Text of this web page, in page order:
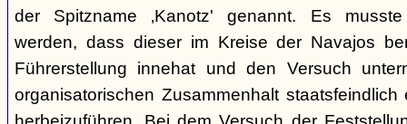
der Spitzname ‚Kanotz' genannt. Es
werden, dass dieser im Kreise der Navajos
Führerstellung innehat und den Versuch
organisatorischen Zusammenhalt staatsfeindlich